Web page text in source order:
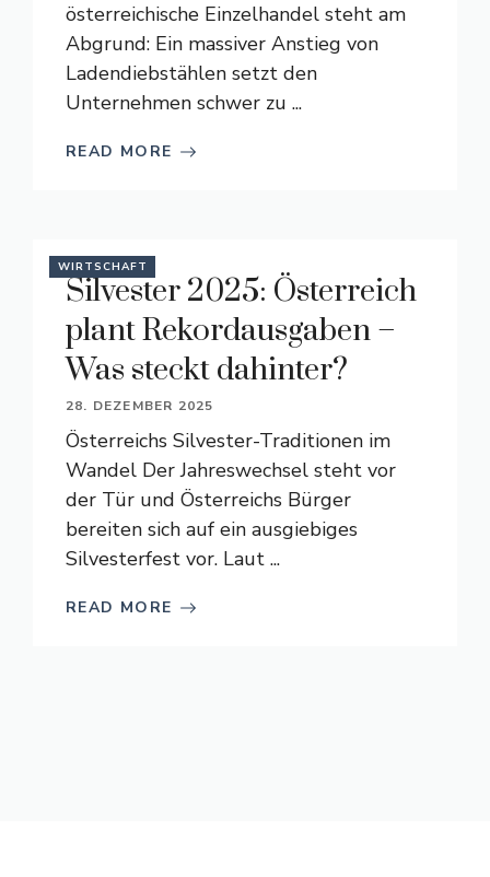
österreichische Einzelhandel steht am
Abgrund: Ein massiver Anstieg von
Ladendiebstählen setzt den
Unternehmen schwer zu ...
READ MORE
WIRTSCHAFT
Silvester 2025: Österreich
plant Rekordausgaben –
Was steckt dahinter?
28. DEZEMBER 2025
Österreichs Silvester-Traditionen im
Wandel Der Jahreswechsel steht vor
der Tür und Österreichs Bürger
bereiten sich auf ein ausgiebiges
Silvesterfest vor. Laut ...
READ MORE